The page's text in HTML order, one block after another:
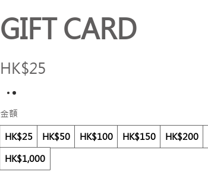
GIFT CARD
HK$25
金額
HK$25 HK$50 HK$100 HK$150 HK$200
HK$1,000